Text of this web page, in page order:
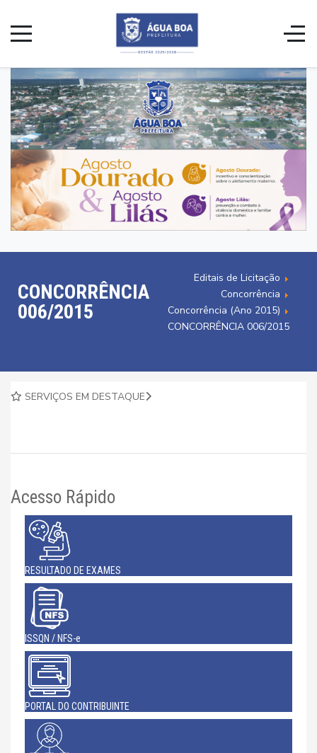
CONCORRÊNCIA
006/2015
Editais de Licitação
Concorrência
Concorrência (Ano 2015)
CONCORRÊNCIA 006/2015
SERVIÇOS EM DESTAQUE
Acesso Rápido
RESULTADO DE EXAMES
ISSQN / NFS-e
PORTAL DO CONTRIBUINTE